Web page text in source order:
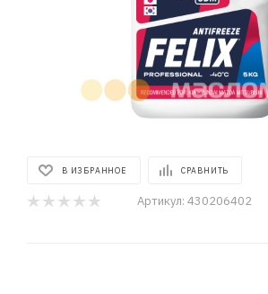
В ИЗБРАННОЕ СРАВНИТЬ
Артикул: 430206402